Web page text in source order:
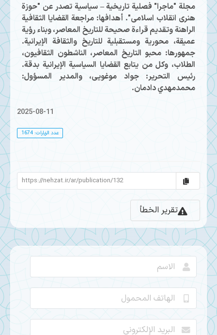
مجلة "ماجرا" فصلية تاريخية – سياسية تصدر عن "حوزة
هنری انقلاب اسلامی". أهدافها: مراجعة القضايا الثقافية
الراهنة وتقديم قراءة صحيحة للتاريخ المعاصر، وبناء رؤية
عميقة، محورية ومستقبلية للتاريخ والثقافة الإيرانية.
جمهورها: محبو التاريخ المعاصر، الناشطون الثقافيون،
الطلاب، وكل من يتابع القضايا السياسية الإيرانية بدقة.
رئيس التحرير: جواد موغویی، والمدير المسؤول:
محمدمهدي دادمان.
2025-08-11
عدد الزيارات: 1674
تقرير الخطأ